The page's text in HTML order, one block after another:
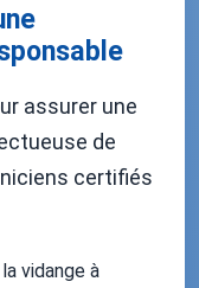
assurer une
de
certifiés
vidange à